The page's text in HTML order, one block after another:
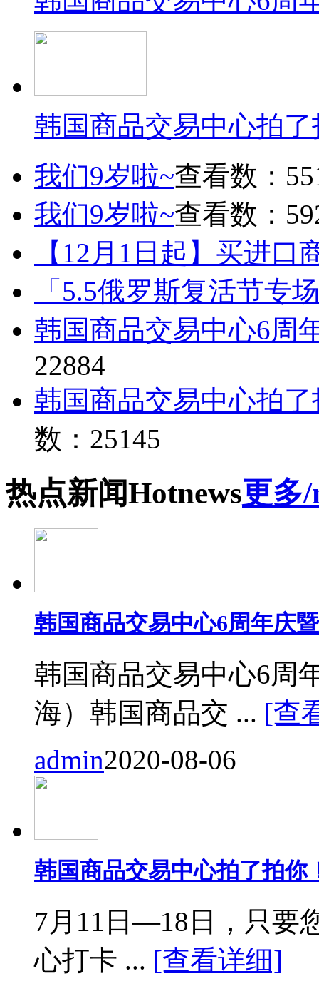
韩国商品交易中心拍
我们9岁啦~查看数：
我们9岁啦~查看数：
【12月1日起】买进口
「5.5俄罗斯复活节专
韩国商品交易中心6周
22884
韩国商品交易中心拍
数：25145
热点新闻Hotnews更多
韩国商品交易中心6周年庆
韩国商品交易中心6周
海）韩国商品交 ... [查
admin2020-08-06
韩国商品交易中心拍了拍你
7月11日—18日，只要
心打卡 ... [查看详细]